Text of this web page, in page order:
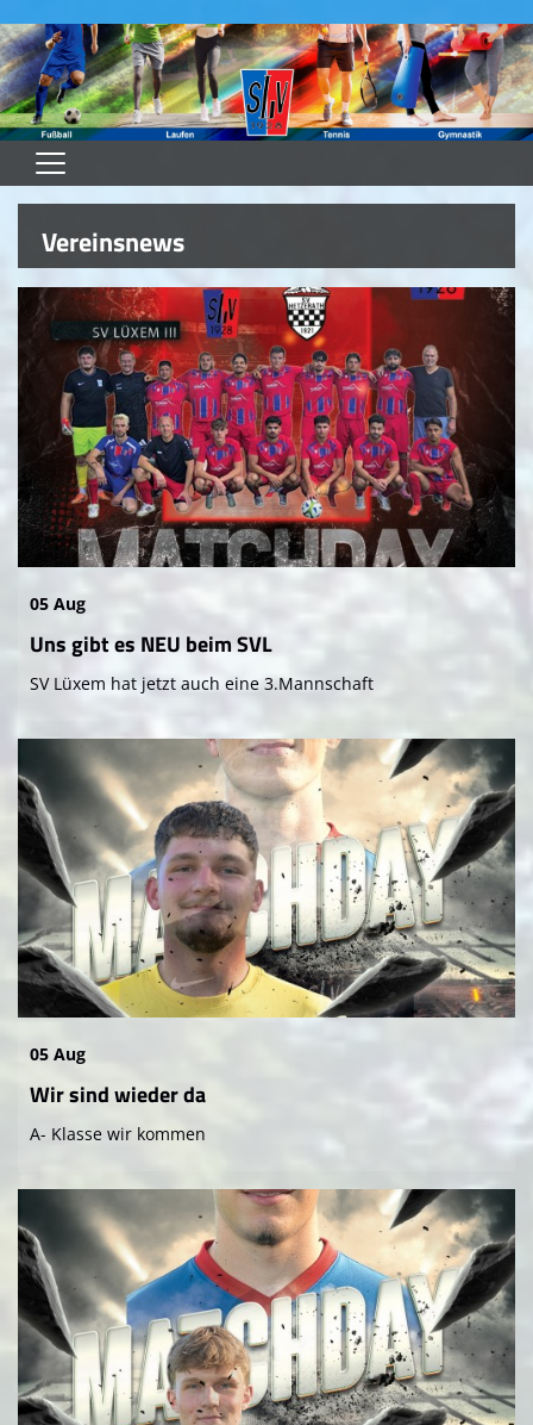
Home
Heimspielplan
Heimspieltag -SVL Inside
Teams
Spielstätten
Unser Verein
Downloads
Rasen-Sportplatz
SVL FAN SHOP
SVL Reloaded Unterstützer
Vereinsnews
05 Aug
Uns gibt es NEU beim SVL
SV Lüxem hat jetzt auch eine 3.Mannschaft
05 Aug
Wir sind wieder da
A- Klasse wir kommen